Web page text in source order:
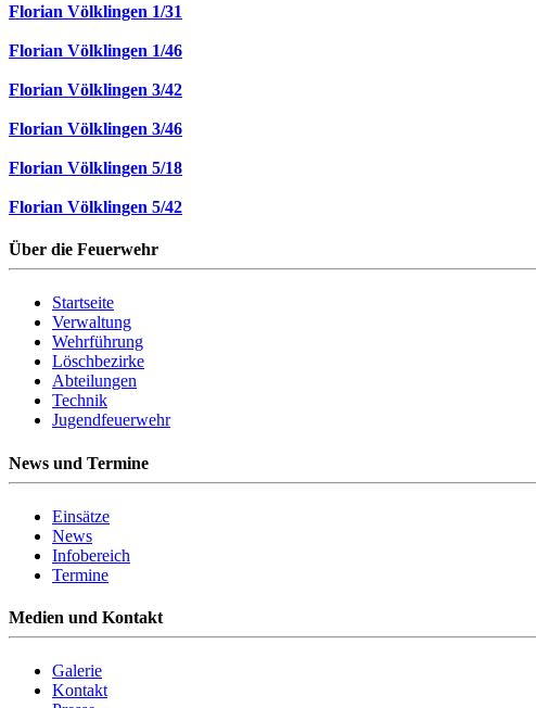
Florian Völklingen 1/31
Florian Völklingen 1/46
Florian Völklingen 3/42
Florian Völklingen 3/46
Florian Völklingen 5/18
Florian Völklingen 5/42
Über die Feuerwehr
Startseite
Verwaltung
Wehrführung
Löschbezirke
Abteilungen
Technik
Jugendfeuerwehr
News und Termine
Einsätze
News
Infobereich
Termine
Medien und Kontakt
Galerie
Kontakt